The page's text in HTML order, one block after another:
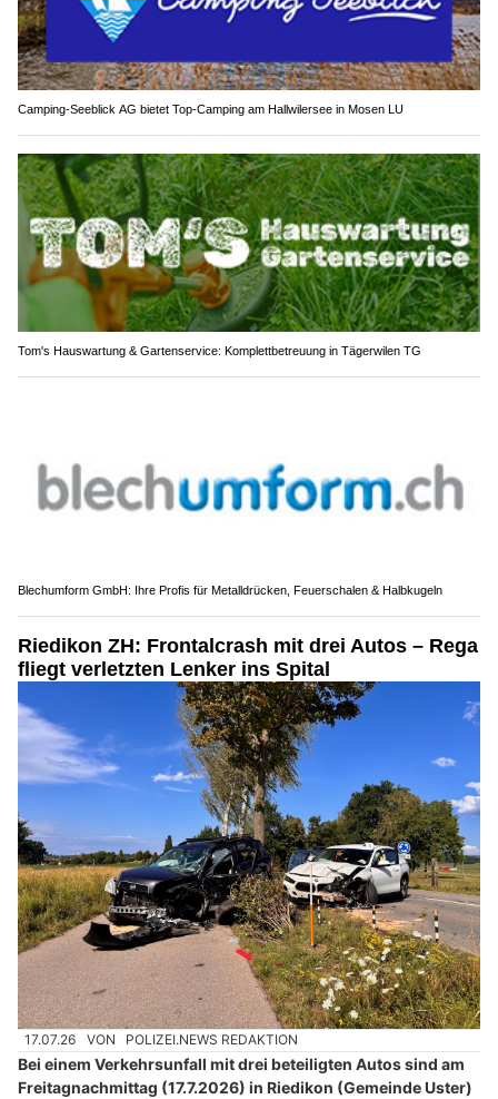
Camping-Seeblick AG bietet Top-Camping am Hallwilersee in Mosen LU
Tom's Hauswartung & Gartenservice: Komplettbetreuung in Tägerwilen TG
Blechumform GmbH: Ihre Profis für Metalldrücken, Feuerschalen & Halbkugeln
Riedikon ZH: Frontalcrash mit drei Autos – Rega
fliegt verletzten Lenker ins Spital
17.07.26 VON POLIZEI.NEWS REDAKTION
Bei einem Verkehrsunfall mit drei beteiligten Autos sind am
Freitagnachmittag (17.7.2026) in Riedikon (Gemeinde Uster)